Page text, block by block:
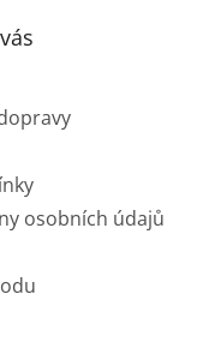
osobních údajů